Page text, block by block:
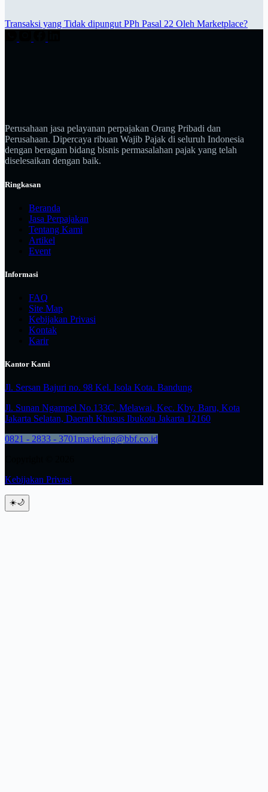
Transaksi yang Tidak dipungut PPh Pasal 22 Oleh Marketplace?
Perusahaan jasa pelayanan perpajakan Orang Pribadi dan
Perusahaan. Dipercaya ribuan Wajib Pajak di seluruh Indonesia
dengan beragam bidang bisnis permasalahan pajak yang telah
diselesaikan dengan baik.
Ringkasan
Beranda
Jasa Perpajakan
Tentang Kami
Artikel
Event
Informasi
FAQ
Site Map
Kebijakan Privasi
Kontak
Karir
Kantor Kami
Jl. Sersan Bajuri no. 98 Kel. Isola Kota. Bandung
Jl. Sunan Ngampel No.133C, Melawai, Kec. Kby. Baru, Kota
Jakarta Selatan, Daerah Khusus Ibukota Jakarta 12160
0821 - 2833 - 3701marketing@bbf.co.id
Kebijakan Privasi
☀️🌙